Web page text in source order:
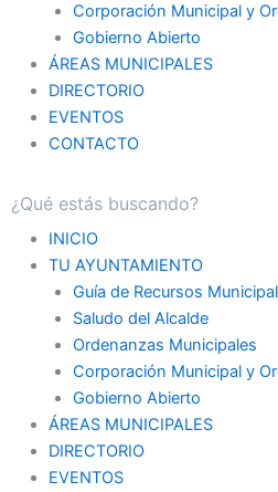
Corporación Municipal y
Gobierno Abierto
ÁREAS MUNICIPALES
DIRECTORIO
EVENTOS
CONTACTO
INICIO
TU AYUNTAMIENTO
Guía de Recursos
Saludo del Alcalde
Ordenanzas Municipales
Corporación Municipal y
Gobierno Abierto
ÁREAS MUNICIPALES
DIRECTORIO
EVENTOS